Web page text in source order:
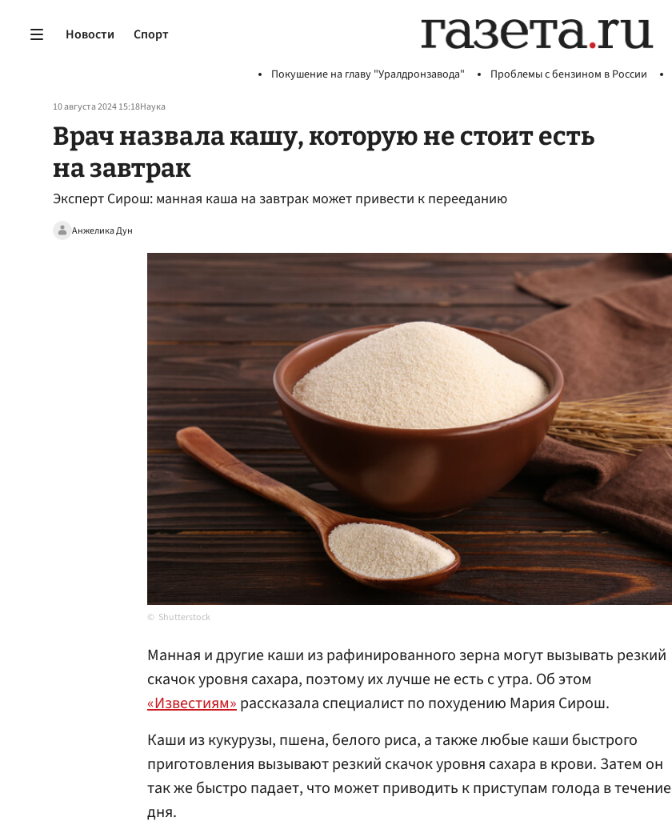
Новости Спорт
Покушение на главу "Уралдронзавода" Проблемы с бензином в России
10 августа 2024 15:18Наука
Врач назвала кашу, которую не стоит есть
на завтрак
Эксперт Сирош: манная каша на завтрак может привести к перееданию
Анжелика Дун
Shutterstock
Манная и другие каши из рафинированного зерна могут вызывать резкий
скачок уровня сахара, поэтому их лучше не есть с утра. Об этом
«Известиям»рассказала специалист по похудению Мария Сирош.
Каши из кукурузы, пшена, белого риса, а также любые каши быстрого
приготовления вызывают резкий скачок уровня сахара в крови. Затем он
так же быстро падает, что может приводить к приступам голода в течение
дня.